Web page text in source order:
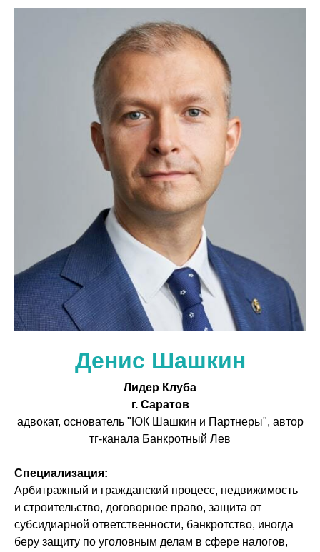
Денис Шашкин
Лидер Клуба
г. Саратов
адвокат, основатель "ЮК Шашкин и Партнеры", автор
тг-канала Банкротный Лев
Специализация:
Арбитражный и гражданский процесс, недвижимость
и строительство, договорное право, защита от
субсидиарной ответственности, банкротство, иногда
беру защиту по уголовным делам в сфере налогов,